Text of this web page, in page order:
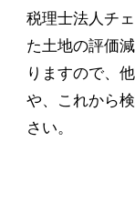
税理士法人チ
た土地の評価
りますので、
や、これから
さい。